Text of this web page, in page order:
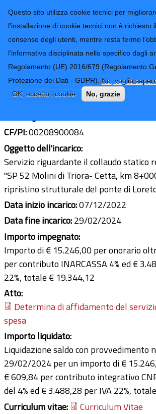
Questo sito utilizza cookie tecnici per
l'installazione di cookie tecnici non è richiesto
consenso degli utenti, mentre resta fermo
l'informativa disciplinata nello specifico dagli
Regolamento (UE) 2016/679 (Regolamento
Protezione dei Dati - GDPR). No, voglio
OK, accetto i cookie
No, grazie
Provincia di
Imperia
Form di ricerca
Ing. Giovanni De
Ultimo
CF/PI:00208900084
Oggetto dell'incarico:
Servizio riguardante il collaudo statico
"SP 52 Molini di Triora- Cetta, km
ripristino strutturale del ponte di
Data inizio incarico:07/12/2022
Data fine incarico:29/02/2024
Importo impegnato:
Importo di € 15.246,00 per onorario
per contributo INARCASSA 4% ed €
22%, totale € 19.344,12
Atto:
Determina di affidamento del
spesa
Importo liquidato:
Liquidazione saldo con provvedimento
29/02/2024 per un importo di €
€ 609,84 per contributo integrativo
del 4% ed € 3.488,28 per IVA 22%,
Curriculum vitae:
Curriculum Vitae